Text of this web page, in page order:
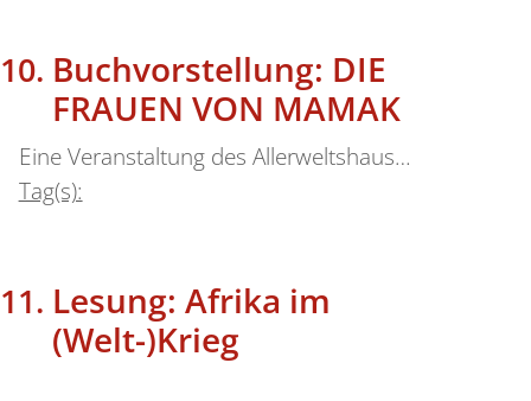
Buchvorstellung: DIE
FRAUEN VON MAMAK
Eine Veranstaltung des Allerweltshaus…
Tag(s):
Lesung: Afrika im
(Welt-)Krieg